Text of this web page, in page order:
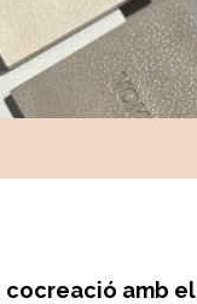
cocreació amb